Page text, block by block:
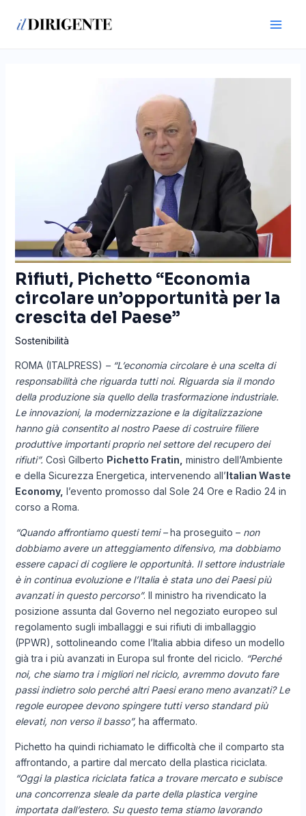
Rifiuti, Pichetto “Economia
circolare un’opportunità per la
crescita del Paese”
Sostenibilità
ROMA (ITALPRESS) – “L’economia circolare è una scelta di
responsabilità che riguarda tutti noi. Riguarda sia il mondo
della produzione sia quello della trasformazione industriale.
Le innovazioni, la modernizzazione e la digitalizzazione
hanno già consentito al nostro Paese di costruire filiere
produttive importanti proprio nel settore del recupero dei
rifiuti”. Così Gilberto Pichetto Fratin, ministro dell’Ambiente
e della Sicurezza Energetica, intervenendo all’Italian Waste
Economy, l’evento promosso dal Sole 24 Ore e Radio 24 in
corso a Roma.
“Quando affrontiamo questi temi –ha proseguito – non
dobbiamo avere un atteggiamento difensivo, ma dobbiamo
essere capaci di cogliere le opportunità. Il settore industriale
è in continua evoluzione e l’Italia è stata uno dei Paesi più
avanzati in questo percorso”. Il ministro ha rivendicato la
posizione assunta dal Governo nel negoziato europeo sul
regolamento sugli imballaggi e sui rifiuti di imballaggio
(PPWR), sottolineando come l’Italia abbia difeso un modello
già tra i più avanzati in Europa sul fronte del riciclo. “Perché
noi, che siamo tra i migliori nel riciclo, avremmo dovuto fare
passi indietro solo perché altri Paesi erano meno avanzati? Le
regole europee devono spingere tutti verso standard più
elevati, non verso il basso”, ha affermato.
Pichetto ha quindi richiamato le difficoltà che il comparto sta
affrontando, a partire dal mercato della plastica riciclata.
“Oggi la plastica riciclata fatica a trovare mercato e subisce
una concorrenza sleale da parte della plastica vergine
importata dall’estero. Su questo tema stiamo lavorando
articoli